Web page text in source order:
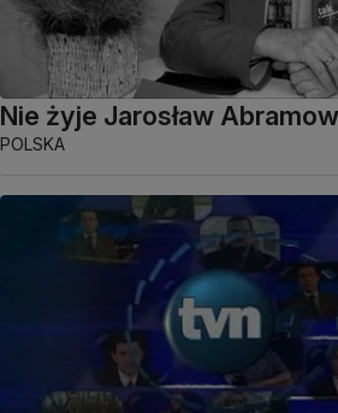
Nie żyje Jarosław
POLSKA